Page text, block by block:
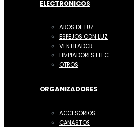
ELECTRONICOS
AROS DE LUZ
ESPEJOS CON LUZ
VENTILADOR
LIMPIADORES ELEC.
OTROS
ORGANIZADORES
ACCESORIOS
CANASTOS